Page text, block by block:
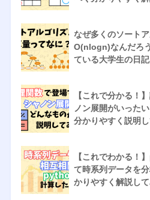
なぜ多くのソート
O(nlogn)なんだろ
ている大学生の日記
【これで分かる！
ノン展開がいった
分かりやすく説明
【これでわかる！
て時系列データを
かりやすく解説し